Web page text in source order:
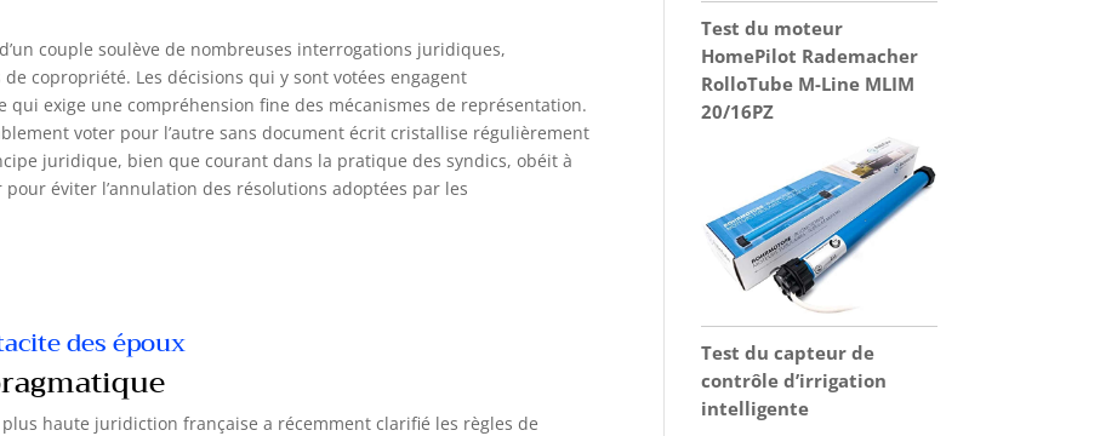
couple soulève de nombreuses interrogations juridiques,
copropriété. Les décisions qui y sont votées engagent
qui exige une compréhension fine des mécanismes de représentation.
voter pour l’autre sans document écrit cristallise régulièrement
juridique, bien que courant dans la pratique des syndics, obéit à
éviter l’annulation des résolutions adoptées par les
des époux
haute juridiction française a récemment clarifié les règles de
Test du moteur
HomePilot Rademacher
RolloTube M-Line MLIM
20/16PZ
Test du capteur de
contrôle d’irrigation
intelligente